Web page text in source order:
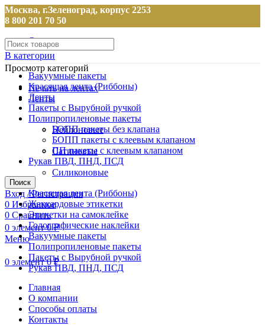
Москва, г.Зеленоград, корпус 2253
8 800 201 70 50
О компании
В категории
Вакуумные пакеты
Красящая лента (Риббоны)
Ленты
Пакеты с Вырубной ручкой
Полипропиленовые пакеты
БОПП пакеты без клапана
БОПП пакеты с клеевым клапаном
ПП пакеты с клеевым клапаном
Рукав ПВД, ПНД, ПСД
Поиск
Вход / Регистрация
0 Избранное
0 Сравнить
0 элемент 0₽
Меню
0 элемент 0₽
Просмотр категорий
Печать на лентах
Ленты
Нейлоновые
Сатиновые
Силиконовые
Красящая лента (Риббоны)
Жаккардовые этикетки
Этикетки на самоклейке
Голографические наклейки
Вакуумные пакеты
Полипропиленовые пакеты
Пакеты с Вырубной ручкой
Рукав ПВД, ПНД, ПСД
Главная
О компании
Способы оплаты
Контакты